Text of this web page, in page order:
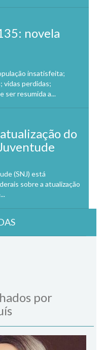
novela
insatisfeita;
vidas perdidas;
ser resumida a...
do
(SNJ) está
sobre a atualização
por